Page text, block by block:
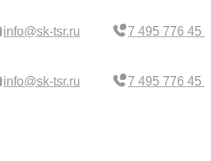
info@sk-tsr.ru 7 495 776 45
info@sk-tsr.ru 7 495 776 45